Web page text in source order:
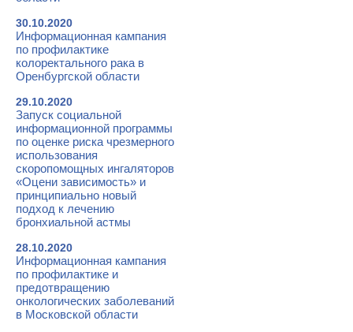
30.10.2020
Информационная кампания
по профилактике
колоректального рака в
Оренбургской области
29.10.2020
Запуск социальной
информационной программы
по оценке риска чрезмерного
использования
скоропомощных ингаляторов
«Оцени зависимость» и
принципиально новый
подход к лечению
бронхиальной астмы
28.10.2020
Информационная кампания
по профилактике и
предотвращению
онкологических заболеваний
в Московской области